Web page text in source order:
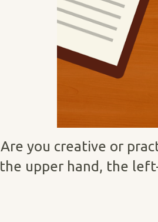
Are you creative or
the upper hand, the